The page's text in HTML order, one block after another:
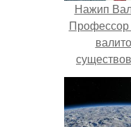
Нажип
бога